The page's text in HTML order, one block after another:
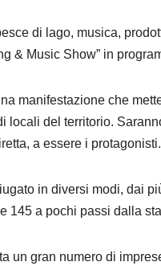
di lago, musica,
& Music Show” in
manifestazione che
locali del territorio.
a essere i protagonisti.
in diversi modi, dai
145 a pochi passi dalla
un gran numero di